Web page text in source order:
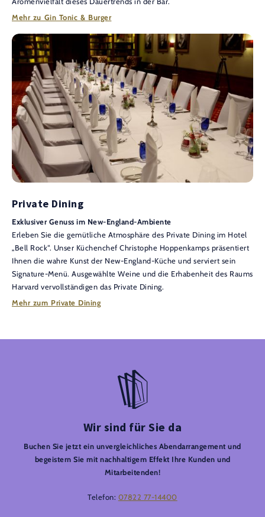
Mehr zu Gin Tonic & Burger
Private Dining
Exklusiver Genuss im New-England-Ambiente
Erleben Sie die gemütliche Atmosphäre des Private Dining im Hotel
„Bell Rock“. Unser Küchenchef Christophe Hoppenkamps präsentiert
Ihnen die wahre Kunst der New-England-Küche und serviert sein
Signature-Menü. Ausgewählte Weine und die Erhabenheit des Raums
Harvard vervollständigen das Private Dining.
Mehr zum Private Dining
Wir sind für Sie da
Buchen Sie jetzt ein unvergleichliches Abendarrangement und
begeistern Sie mit nachhaltigem Effekt Ihre Kunden und
Mitarbeitenden!
Telefon: 07822 77-14400